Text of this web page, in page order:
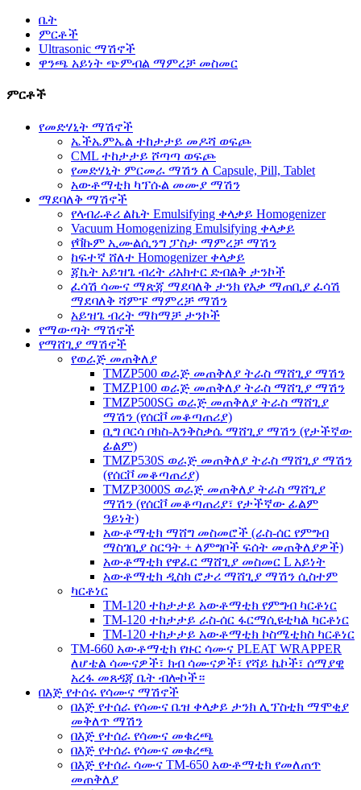
ቤት
ምርቶች
Ultrasonic ማሽኖች
ዋንጫ አይነት ጭምብል ማምረቻ መስመር
ምርቶች
የመድሃኒት ማሽኖች
ኤችኤምኤል ተከታታይ መዶሻ ወፍጮ
CML ተከታታይ ሾጣጣ ወፍጮ
የመድሃኒት ምርመራ ማሽን ለ Capsule, Pill, Tablet
አውቶማቲክ ካፕሱል መሙያ ማሽን
ማደባለቅ ማሽኖች
የላብራቶሪ ልኬት Emulsifying ቀላቃይ Homogenizer
Vacuum Homogenizing Emulsifying ቀላቃይ
የቫኩም ኢሙልሲንግ ፓስታ ማምረቻ ማሽን
ከፍተኛ ሸለተ Homogenizer ቀላቃይ
ጃኬት አይዝጌ ብረት ሪአክተር ድብልቅ ታንኮች
ፈሳሽ ሳሙና ማጽጃ ማደባለቅ ታንክ የእቃ ማጠቢያ ፈሳሽ
ማደባለቅ ሻምፑ ማምረቻ ማሽን
አይዝጌ ብረት ማከማቻ ታንኮች
የማውጣት ማሽኖች
የማሸጊያ ማሽኖች
የወራጅ መጠቅለያ
TMZP500 ወራጅ መጠቅለያ ትራስ ማሸጊያ ማሽን
TMZP100 ወራጅ መጠቅለያ ትራስ ማሸጊያ ማሽን
TMZP500SG ወራጅ መጠቅለያ ትራስ ማሸጊያ
ማሽን (የሰርቮ መቆጣጠሪያ)
ቢግ ቦርሳ ቦክስ-እንቅስቃሴ ማሸጊያ ማሽን (የታችኛው
ፊልም)
TMZP530S ወራጅ መጠቅለያ ትራስ ማሸጊያ ማሽን
(የሰርቮ መቆጣጠሪያ)
TMZP3000S ወራጅ መጠቅለያ ትራስ ማሸጊያ
ማሽን (የሰርቮ መቆጣጠሪያ፣ የታችኛው ፊልም
ዓይነት)
አውቶማቲክ ማሸግ መስመሮች (ራስ-ሰር የምግብ
ማስገቢያ ስርዓት + ለምግቦች ፍሰት መጠቅለያዎች)
አውቶማቲክ የዋፈር ማሸጊያ መስመር L አይነት
አውቶማቲክ ዲስክ ሮታሪ ማሸጊያ ማሽን ሲስተም
ካርቶነር
TM-120 ተከታታይ አውቶማቲክ የምግብ ካርቶነር
TM-120 ተከታታይ ራስ-ሰር ፋርማሲዩቲካል ካርቶነር
TM-120 ተከታታይ አውቶማቲክ ኮስሜቲክስ ካርቶነር
TM-660 አውቶማቲክ የዙር ሳሙና PLEAT WRAPPER
ለሆቴል ሳሙናዎች፣ ክብ ሳሙናዎች፣ የሻይ ኬኮች፣ ሰማያዊ
አረፋ መጸዳጃ ቤት ብሎኮች።
በእጅ የተሰሩ የሳሙና ማሽኖች
በእጅ የተሰራ የሳሙና ቤዝ ቀላቃይ ታንክ ሊፕስቲክ ማሞቂያ
መቅለጥ ማሽን
በእጅ የተሰራ የሳሙና መቁረጫ
በእጅ የተሰራ የሳሙና መቁረጫ
በእጅ የተሰራ ሳሙና TM-650 አውቶማቲክ የመለጠጥ
መጠቅለያ